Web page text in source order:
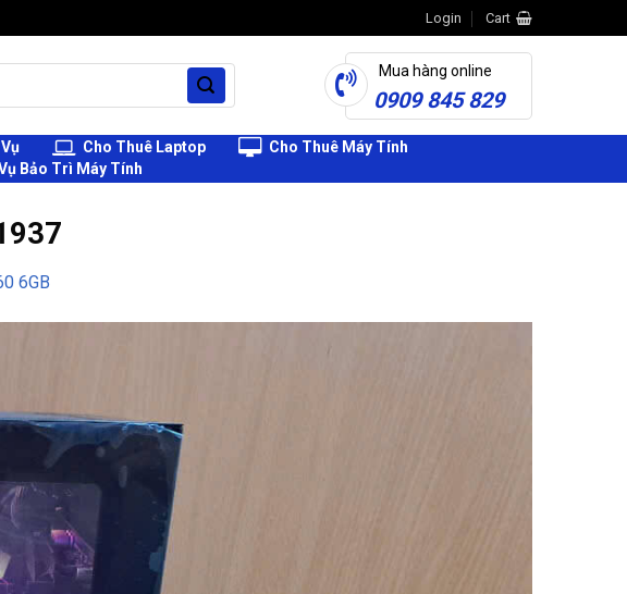
Login Cart
Mua hàng online
0909 845 829
Cho Thuê Laptop
Cho Thuê Máy Tính
Bảo Trì Máy Tính
6GB